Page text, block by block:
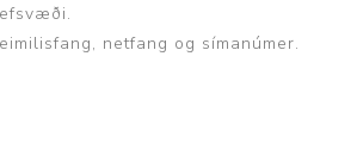
netfang og símanúmer.